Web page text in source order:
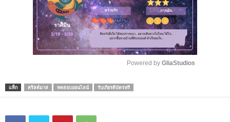
Powered by GliaStudios
แท็ก คริสต์มาส ทดสอบออนไลน์ รับเกียรติบัตรฟรี